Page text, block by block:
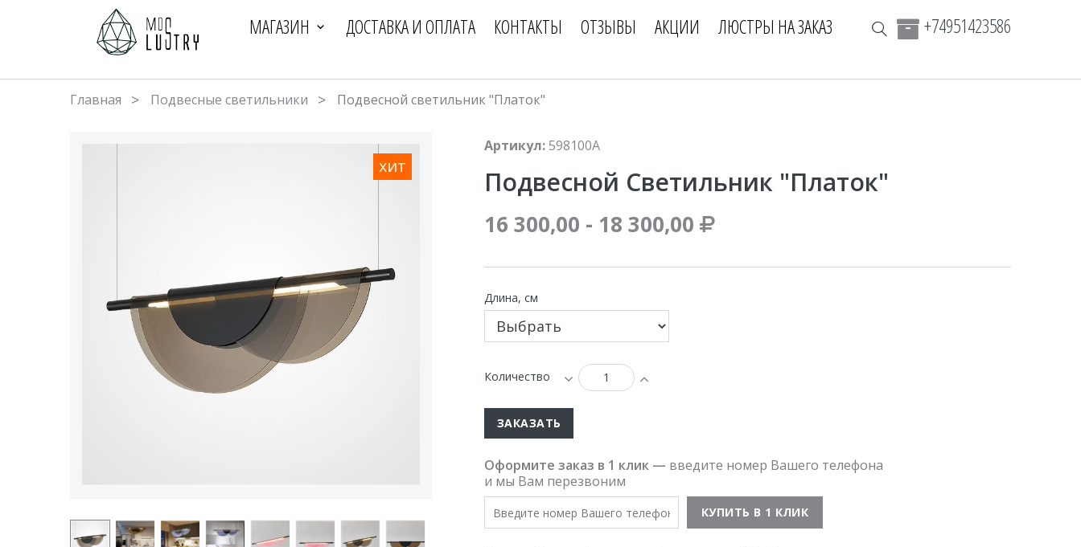
МАГАЗИН ДОСТАВКА И ОПЛАТА КОНТАКТЫ ОТЗЫВЫ АКЦИИ ЛЮСТРЫ НА ЗАКАЗ +74951423586
Главная Подвесные светильники Подвесной светильник "Платок"
хит
Артикул:598100A
Подвесной Светильник "Платок"
16 300,00 - 18 300,00
Длина, см
Количество
ЗАКАЗАТЬ
Оформите заказ в 1 клик — введите номер Вашего телефона
и мы Вам перезвоним